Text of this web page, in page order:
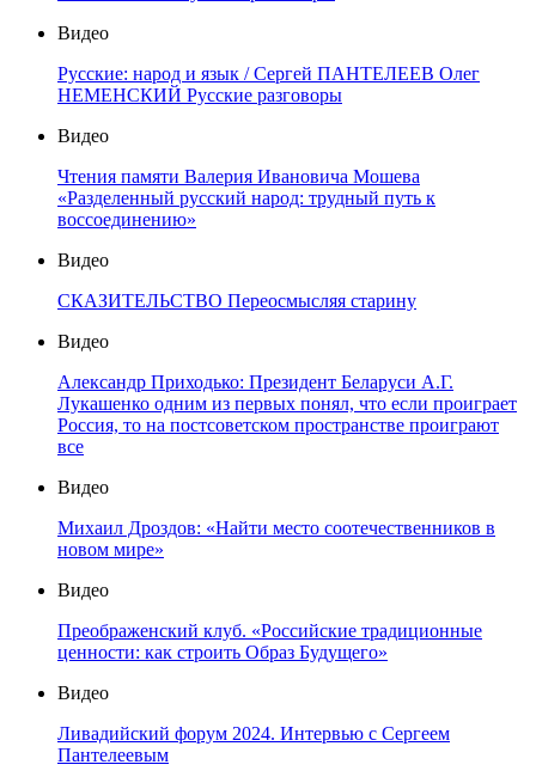
Видео
Русские: народ и язык / Сергей ПАНТЕЛЕЕВ Олег
НЕМЕНСКИЙ Русские разговоры
Видео
Чтения памяти Валерия Ивановича Мошева
«Разделенный русский народ: трудный путь к
воссоединению»
Видео
СКАЗИТЕЛЬСТВО Переосмысляя старину
Видео
Александр Приходько: Президент Беларуси А.Г.
Лукашенко одним из первых понял, что если проиграет
Россия, то на постсоветском пространстве проиграют
все
Видео
Михаил Дроздов: «Найти место соотечественников в
новом мире»
Видео
Преображенский клуб. «Российские традиционные
ценности: как строить Образ Будущего»
Видео
Ливадийский форум 2024. Интервью с Сергеем
Пантелеевым